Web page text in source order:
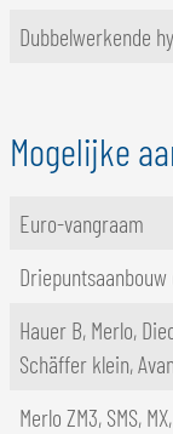
Dubbelwerkende
Mogelijke
Euro-vangraam
Hauer B, Merlo,
Schäffer klein,
Merlo ZM3, SMS,